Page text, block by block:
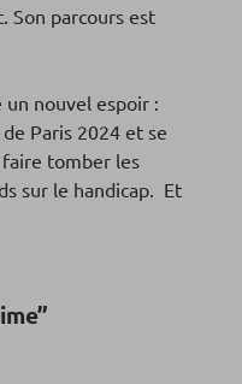
Son parcours est
un nouvel espoir :
Paris 2024 et se
tomber les
sur le handicap. Et